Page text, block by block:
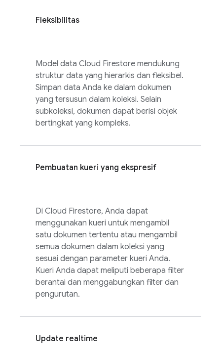
Fleksibilitas
Model data Cloud Firestore mendukung
struktur data yang hierarkis dan fleksibel.
Simpan data Anda ke dalam dokumen
yang tersusun dalam koleksi. Selain
subkoleksi, dokumen dapat berisi objek
bertingkat yang kompleks.
Pembuatan kueri yang ekspresif
Di Cloud Firestore, Anda dapat
menggunakan kueri untuk mengambil
satu dokumen tertentu atau mengambil
semua dokumen dalam koleksi yang
sesuai dengan parameter kueri Anda.
Kueri Anda dapat meliputi beberapa filter
berantai dan menggabungkan filter dan
pengurutan.
Update realtime